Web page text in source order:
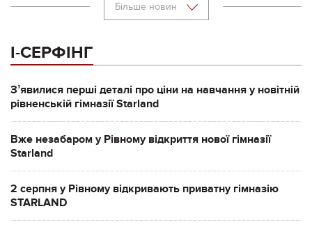
Більше новин
І-СЕРФІНГ
Зʼявилися перші деталі про ціни на навчання у новітній
рівненській гімназії Starland
Вже незабаром у Рівному відкриття нової гімназії
Starland
2 серпня у Рівному відкривають приватну гімназію
STARLAND